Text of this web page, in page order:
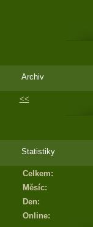
Archiv
<<
Statistiky
Online:
Celkem:
Měsíc:
Den: